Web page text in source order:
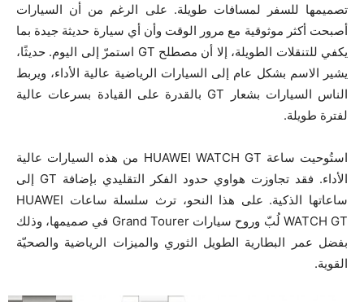
تصميمها للسفر لمسافات طويلة. على الرغم من أن السيارات
أصبحت أكثر موثوقية مع مرور الوقت وأن أي سيارة حديثة جيدة بما
يكفي للتنقلات الطويلة، إلا أن مصطلح GT استمرّ إلى اليوم. حديثًا،
يشير الاسم بشكل عام إلى السيارات الرياضية عالية الأداء، ويربط
الناس السيارات بشعار GT بالقدرة على القيادة بسرعات عالية
لفترة طويلة.
استُوحيت ساعة HUAWEI WATCH GT من هذه السيارات عالية
الأداء. فقد تجاوزت هواوي حدود الفكر التقليدي بإضافة GT إلى
ساعاتها الذكية. على هذا النحو، ترث سلسلة ساعات HUAWEI
WATCH GT لُبّ وروح سيارات Grand Tourer في صميمها، وذلك
بفضل عمر البطارية الطويل الثوري والميزات الرياضية والصحيّة
القوية.